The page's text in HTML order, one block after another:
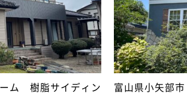
ム 樹脂サイディン
富山県小矢部